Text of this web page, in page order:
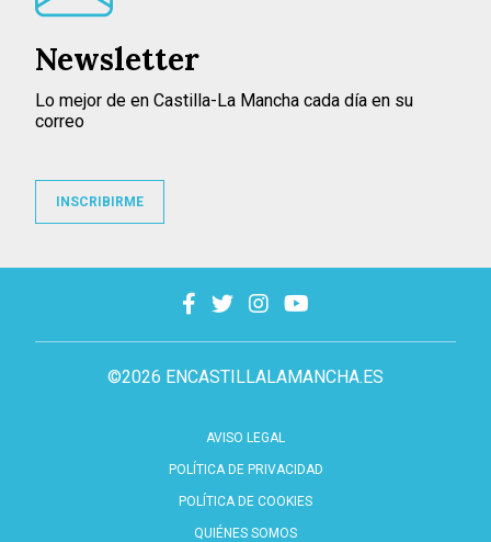
©2026 ENCASTILLALAMANCHA.ES
AVISO LEGAL
POLÍTICA DE PRIVACIDAD
POLÍTICA DE COOKIES
QUIÉNES SOMOS
Newsletter
Lo mejor de en Castilla-La Mancha cada día en su
correo
INSCRIBIRME